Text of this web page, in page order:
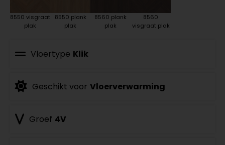
8550 visgraat
plak
8550 plank
plak
8560 plank
plak
8560
visgraat plak
Vloertype Klik
Geschikt voor Vloerverwarming
Groef 4V